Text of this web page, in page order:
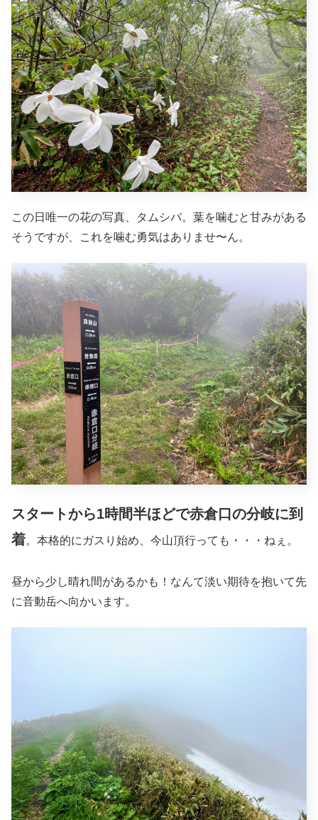
この日唯一の花の写真、タムシバ。葉を噛むと甘みがある
そうですが、これを噛む勇気はありませ〜ん。
スタートから1時間半ほどで赤倉口の分岐に到
着。本格的にガスり始め、今山頂行っても・・・ねぇ。
昼から少し晴れ間があるかも！なんて淡い期待を抱いて先
に音動岳へ向かいます。